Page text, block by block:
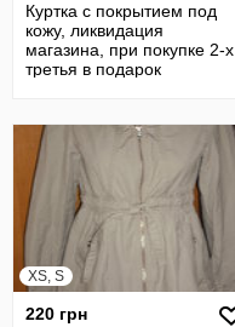
Куртка с покрытием под
кожу, ликвидация
магазина, при покупке 2-х
третья в подарок
XS, S
220 грн